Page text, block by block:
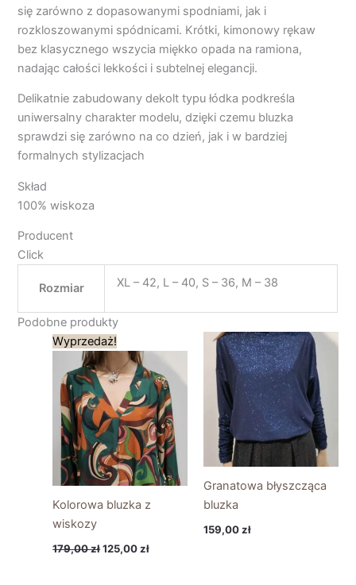
się zarówno z dopasowanymi spodniami, jak i
rozkloszowanymi spódnicami. Krótki, kimonowy rękaw
bez klasycznego wszycia miękko opada na ramiona,
nadając całości lekkości i subtelnej elegancji.
Delikatnie zabudowany dekolt typu łódka podkreśla
uniwersalny charakter modelu, dzięki czemu bluzka
sprawdzi się zarówno na co dzień, jak i w bardziej
formalnych stylizacjach
Skład
100% wiskoza
Producent
Click
Rozmiar XL – 42, L – 40, S – 36, M – 38
Podobne produkty
Wyprzedaż!
Kolorowa bluzka z
wiskozy
179,00zł
Pierwotna
cena
wynosiła:
179,00 zł.
125,00zł
cena
wynosi:
125,00 zł.
Granatowa błyszcząca
bluzka
159,00zł